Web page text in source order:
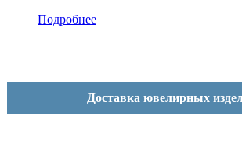
Подробнее
Доставка ювелирных